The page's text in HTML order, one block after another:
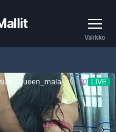
Valikko